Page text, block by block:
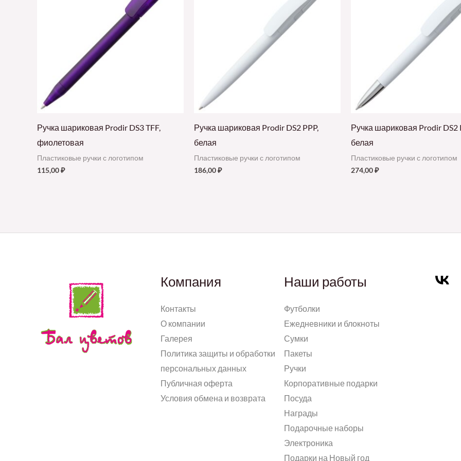
Ручка шариковая Prodir DS3 TFF,
фиолетовая
Пластиковые ручки с логотипом
115,00₽
Ручка шариковая Prodir DS2 PPP,
белая
Пластиковые ручки с логотипом
186,00₽
Ручка шариковая Prodir DS2
белая
Пластиковые ручки с логотипом
274,00₽
Компания
Контакты
О компании
Галерея
Политика защиты и обработки
персональных данных
Публичная оферта
Условия обмена и возврата
Наши работы
Футболки
Ежедневники и блокноты
Сумки
Пакеты
Ручки
Корпоративные подарки
Посуда
Награды
Подарочные наборы
Электроника
Подарки на Новый год